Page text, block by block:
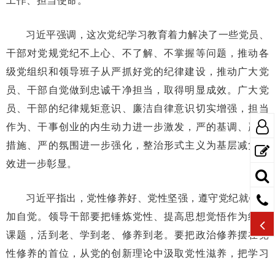
习近平强调，这次党纪学习教育着力解决了一些党员、
干部对党规党纪不上心、不了解、不掌握等问题，推动各
级党组织和领导班子从严抓好党的纪律建设，推动广大党
员、干部自觉做到忠诚干净担当，取得明显成效。广大党
员、干部的纪律规矩意识、廉洁自律意识切实增强，担当
作为、干事创业的内生动力进一步激发，严的基调、严的
措施、严的氛围进一步强化，整治形式主义为基层减负成
效进一步彰显。
习近平指出，党性修养好、党性坚强，遵守党纪就会更
加自觉。领导干部要把锤炼党性、提高思想觉悟作为终身
课题，活到老、学到老、修养到老。要把政治修养摆在党
性修养的首位，从党的创新理论中汲取党性滋养，把学习